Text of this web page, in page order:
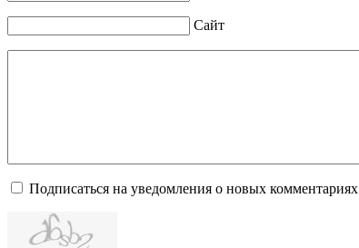
Сайт
Подписаться на уведомления о новых комментариях